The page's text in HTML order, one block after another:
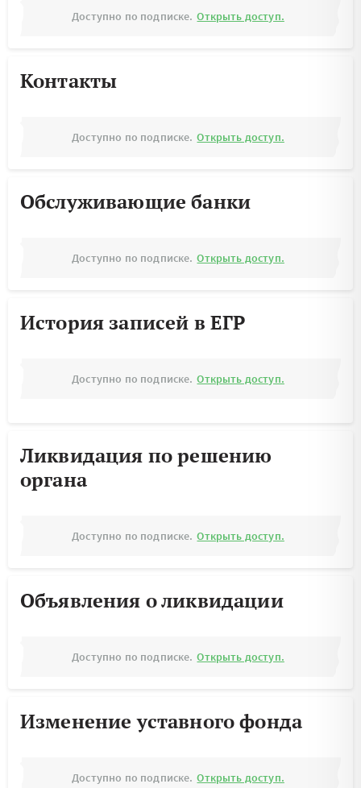
Доступно по подписке. Открыть доступ.
Контакты
Доступно по подписке. Открыть доступ.
Обслуживающие банки
Доступно по подписке. Открыть доступ.
История записей в ЕГР
Доступно по подписке. Открыть доступ.
Ликвидация по решению
органа
Доступно по подписке. Открыть доступ.
Объявления о ликвидации
Доступно по подписке. Открыть доступ.
Изменение уставного фонда
Доступно по подписке. Открыть доступ.